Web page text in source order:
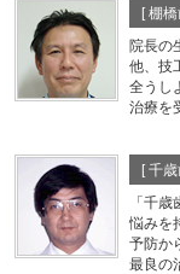
[ 棚
院長の
他、技
全うし
治療を
[ 千
「千
悩みを
予防か
最良の